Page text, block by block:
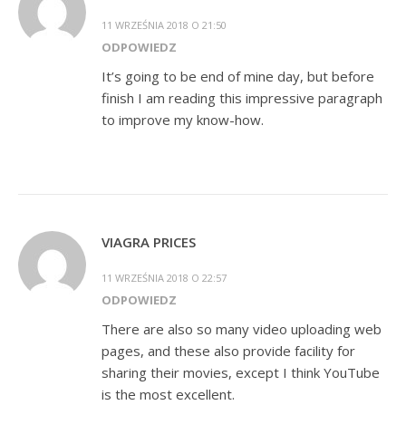
11 WRZEŚNIA 2018 O 21:50
ODPOWIEDZ
It’s going to be end of mine day, but before
finish I am reading this impressive paragraph
to improve my know-how.
VIAGRA PRICES
11 WRZEŚNIA 2018 O 22:57
ODPOWIEDZ
There are also so many video uploading web
pages, and these also provide facility for
sharing their movies, except I think YouTube
is the most excellent.